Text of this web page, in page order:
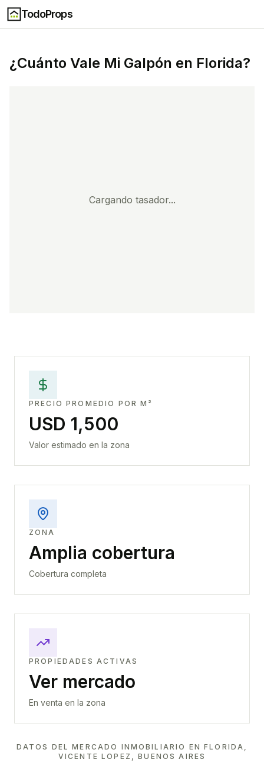
TodoProps
¿Cuánto Vale Mi Galpón en Florida?
Cargando tasador...
PRECIO PROMEDIO POR M²
USD 1,500
Valor estimado en la zona
ZONA
Amplia cobertura
Cobertura completa
PROPIEDADES ACTIVAS
Ver mercado
En venta en la zona
DATOS DEL MERCADO INMOBILIARIO ENFLORIDA,
VICENTE LOPEZ, BUENOS AIRES